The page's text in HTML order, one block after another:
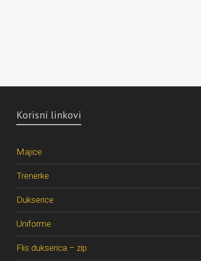
Korisni linkovi
Majice
Trenerke
Dukserice
Uniforme
Flis dukserica – zip